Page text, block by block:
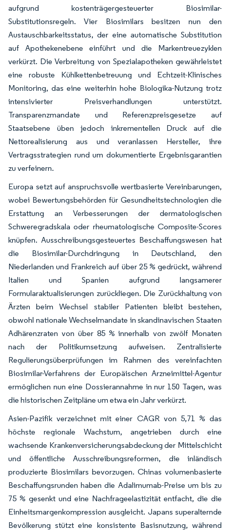
aufgrund kostenträgergesteuerter Biosimilar-
Substitutionsregeln. Vier Biosimilars besitzen nun den
Austauschbarkeitsstatus, der eine automatische Substitution
auf Apothekenebene einführt und die Markentreuezyklen
verkürzt. Die Verbreitung von Spezialapotheken gewährleistet
eine robuste Kühlkettenbetreuung und Echtzeit-Klinisches
Monitoring, das eine weiterhin hohe Biologika-Nutzung trotz
intensivierter Preisverhandlungen unterstützt.
Transparenzmandate und Referenzpreisgesetze auf
Staatsebene üben jedoch inkrementellen Druck auf die
Nettorealisierung aus und veranlassen Hersteller, ihre
Vertragsstrategien rund um dokumentierte Ergebnisgarantien
zu verfeinern.
Europa setzt auf anspruchsvolle wertbasierte Vereinbarungen,
wobei Bewertungsbehörden für Gesundheitstechnologien die
Erstattung an Verbesserungen der dermatologischen
Schweregradskala oder rheumatologische Composite-Scores
knüpfen. Ausschreibungsgesteuertes Beschaffungswesen hat
die Biosimilar-Durchdringung in Deutschland, den
Niederlanden und Frankreich auf über 25 % gedrückt, während
Italien und Spanien aufgrund langsamerer
Formularaktualisierungen zurückliegen. Die Zurückhaltung von
Ärzten beim Wechsel stabiler Patienten bleibt bestehen,
obwohl nationale Wechselmandate in skandinavischen Staaten
Adhärenzraten von über 85 % innerhalb von zwölf Monaten
nach der Politikumsetzung aufweisen. Zentralisierte
Regulierungsüberprüfungen im Rahmen des vereinfachten
Biosimilar-Verfahrens der Europäischen Arzneimittel-Agentur
ermöglichen nun eine Dossierannahme in nur 150 Tagen, was
die historischen Zeitpläne um etwa ein Jahr verkürzt.
Asien-Pazifik verzeichnet mit einer CAGR von 5,71 % das
höchste regionale Wachstum, angetrieben durch eine
wachsende Krankenversicherungsabdeckung der Mittelschicht
und öffentliche Ausschreibungsreformen, die inländisch
produzierte Biosimilars bevorzugen. Chinas volumenbasierte
Beschaffungsrunden haben die Adalimumab-Preise um bis zu
75 % gesenkt und eine Nachfrageelastizität entfacht, die die
Einheitsmargenkompression ausgleicht. Japans superalternde
Bevölkerung stützt eine konsistente Basisnutzung, während